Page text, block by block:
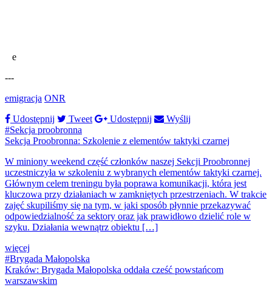
e
---
emigracja ONR
Udostępnij
Tweet Udostępnij
Wyślij
#Sekcja proobronna
Sekcja Proobronna: Szkolenie z elementów taktyki czarnej
W miniony weekend część członków naszej Sekcji Proobronnej
uczestniczyła w szkoleniu z wybranych elementów taktyki czarnej.
Głównym celem treningu była poprawa komunikacji, która jest
kluczowa przy działaniach w zamkniętych przestrzeniach. W trakcie
zajęć skupiliśmy się na tym, w jaki sposób płynnie przekazywać
odpowiedzialność za sektory oraz jak prawidłowo dzielić role w
szyku. Działania wewnątrz obiektu […]
więcej
#Brygada Małopolska
Kraków: Brygada Małopolska oddała cześć powstańcom
warszawskim